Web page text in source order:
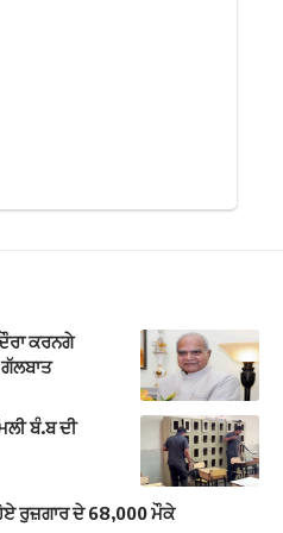
ਕਰਨਗੇ
ਬੰ.ਬ ਦੀ
ਰੁਜ਼ਗਾਰ ਦੇ 68,000 ਮੌਕੇ